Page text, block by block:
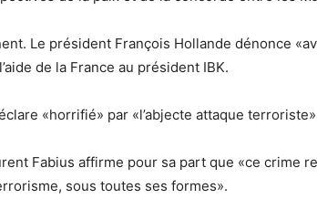
Le président François Hollande dénonce
de la France au président IBK.
«horrifié» par «l’abjecte attaque
Fabius affirme pour sa part que «ce crime
sous toutes ses formes».